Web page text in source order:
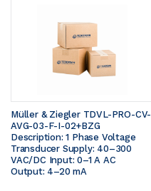
Müller & Ziegler TDVL-PRO-CV-
AVG-03-F-I-02+BZG
Description: 1 Phase Voltage
Transducer Supply: 40–300
VAC/DC Input: 0–1 A AC
Output: 4–20 mA